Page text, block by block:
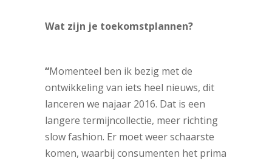
Wat zijn je toekomstplannen?
“Momenteel ben ik bezig met de
ontwikkeling van iets heel nieuws, dit
lanceren we najaar 2016. Dat is een
langere termijncollectie, meer richting
slow fashion. Er moet weer schaarste
komen, waarbij consumenten het prima